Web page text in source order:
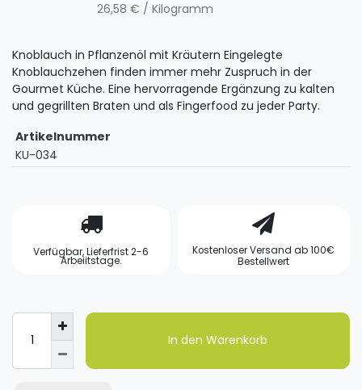
26,58 € / Kilogramm
Knoblauch in Pflanzenöl mit Kräutern Eingelegte
Knoblauchzehen finden immer mehr Zuspruch in der
Gourmet Küche. Eine hervorragende Ergänzung zu kalten
und gegrillten Braten und als Fingerfood zu jeder Party.
Artikelnummer
KU-034
Verfügbar, Lieferfrist 2-6
Arbeiitstage.
Kostenloser Versand ab 100€
Bestellwert
In den Warenkorb